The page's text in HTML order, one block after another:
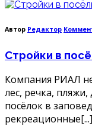
Автор Редактор
Стройки в
Компания РИАЛ
лес, речка,
посёлок в
рекреационные[...]